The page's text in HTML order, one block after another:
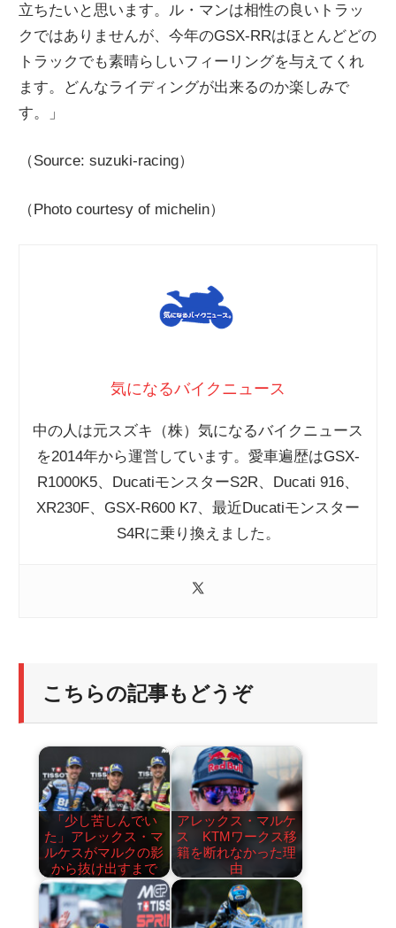
立ちたいと思います。ル・マンは相性の良いトラッ
クではありませんが、今年のGSX-RRはほとんどどの
トラックでも素晴らしいフィーリングを与えてくれ
ます。どんなライディングが出来るのか楽しみで
す。」
（Source: suzuki-racing）
（Photo courtesy of michelin）
気になるバイクニュース
中の人は元スズキ（株）気になるバイクニュース
を2014年から運営しています。愛車遍歴はGSX-
R1000K5、DucatiモンスターS2R、Ducati 916、
XR230F、GSX-R600 K7、最近Ducatiモンスター
S4Rに乗り換えました。
こちらの記事もどうぞ
「少し苦しんでい
た」アレックス・マ
ルケスがマルクの影
から抜け出すまで
アレックス・マルケ
ス KTMワークス移
籍を断れなかった理
由